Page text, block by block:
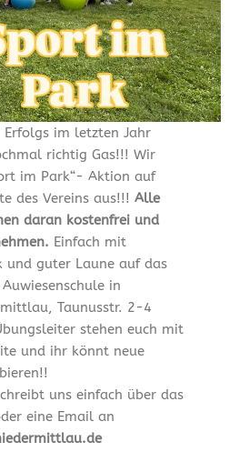
Erfolgs im letzten Jahr
richtig Gas!!! Wir
im Park“- Aktion auf
des Vereins aus!!! Alle
daran kostenfrei und
Einfach mit
und guter Laune auf das
in
Taunusstr. 2-4
stehen euch mit
und ihr könnt neue
uns einfach über das
eine Email an